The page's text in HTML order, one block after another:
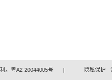
。粤A2-20044005号 | 隐私保护